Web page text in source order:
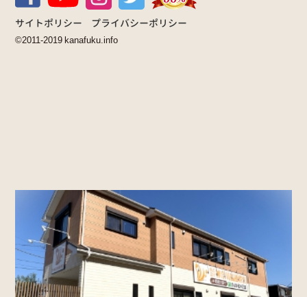
サイトポリシー プライバシーポリシー
©2011-2019 kanafuku.info